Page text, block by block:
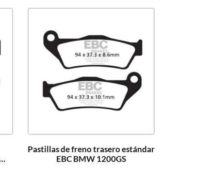
Pastillas de freno trasero estándar
EBC BMW 1200GS